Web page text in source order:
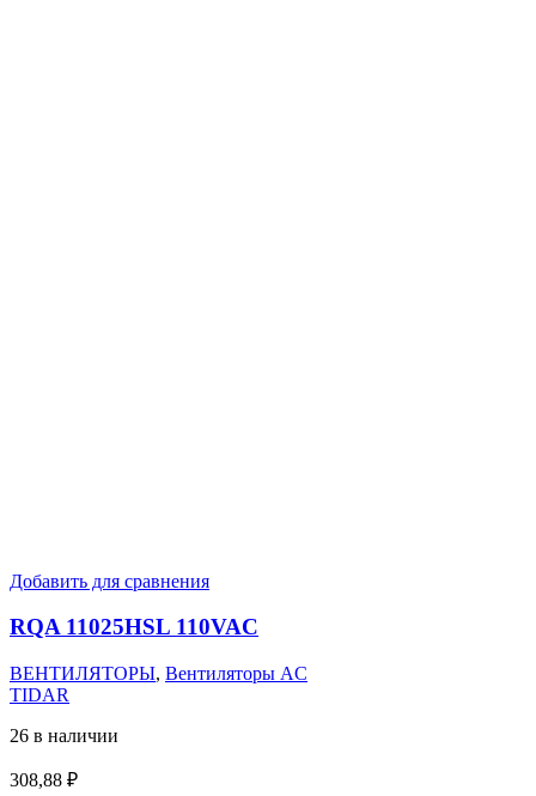
Добавить для сравнения
RQA 11025HSL 110VAC
ВЕНТИЛЯТОРЫ, Вентиляторы AC
TIDAR
26 в наличии
308,88 ₽